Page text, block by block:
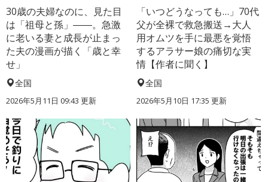
30歳の夫婦なのに、見た目
は「祖母と孫」――。急激
に老いる妻と成長が止まっ
た夫の漫画が描く「歳と幸
せ」
全国
2026年5月11日 09:43 更新
「いつどうなっても…」70代
父が全裸で救急搬送→大人
用オムツを手に最悪を覚悟
するアラサー娘の痛切な実
情【作者に聞く】
全国
2026年5月10日 17:35 更新